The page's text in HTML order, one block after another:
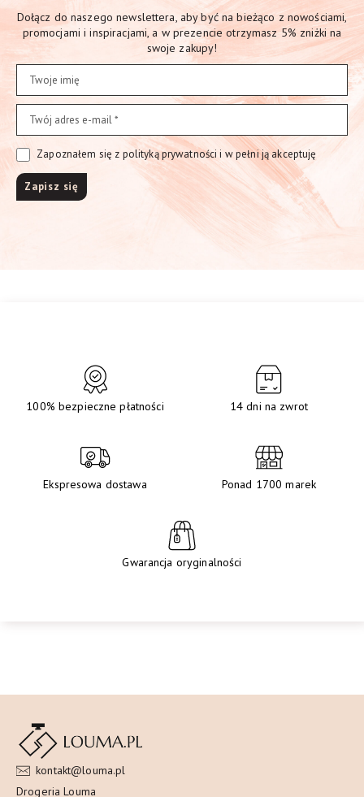
Dołącz do naszego newslettera, aby być na bieżąco z nowościami,
promocjami i inspiracjami, a w prezencie otrzymasz 5% zniżki na
swoje zakupy!
Zapoznałem się z polityką prywatności i w pełni ją akceptuję
100% bezpieczne płatności 14 dni na zwrot
Ekspresowa dostawa Ponad 1700 marek
Gwarancja oryginalności
kontakt@louma.pl
Drogeria Louma